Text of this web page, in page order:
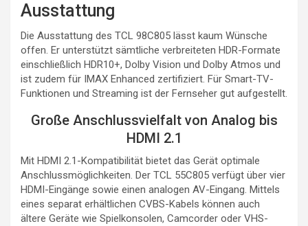
Ausstattung
Die Ausstattung des TCL 98C805 lässt kaum Wünsche
offen. Er unterstützt sämtliche verbreiteten HDR-Formate
einschließlich HDR10+, Dolby Vision und Dolby Atmos und
ist zudem für IMAX Enhanced zertifiziert. Für Smart-TV-
Funktionen und Streaming ist der Fernseher gut aufgestellt.
Große Anschlussvielfalt von Analog bis
HDMI 2.1
Mit HDMI 2.1-Kompatibilität bietet das Gerät optimale
Anschlussmöglichkeiten. Der TCL 55C805 verfügt über vier
HDMI-Eingänge sowie einen analogen AV-Eingang. Mittels
eines separat erhältlichen CVBS-Kabels können auch
ältere Geräte wie Spielkonsolen, Camcorder oder VHS-